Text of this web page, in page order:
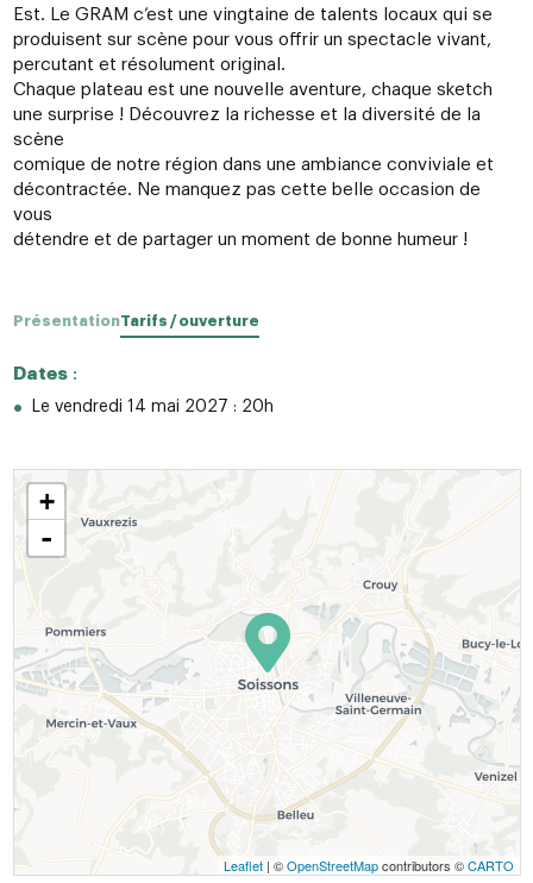
Est. Le GRAM c’est une vingtaine de talents locaux qui se
produisent sur scène pour vous offrir un spectacle vivant,
percutant et résolument original.
Chaque plateau est une nouvelle aventure, chaque sketch
une surprise ! Découvrez la richesse et la diversité de la
scène
comique de notre région dans une ambiance conviviale et
décontractée. Ne manquez pas cette belle occasion de
vous
détendre et de partager un moment de bonne humeur !
PrésentationTarifs / ouverture
Dates:
Le vendredi 14 mai 2027 : 20h
+
-
Leaflet| ©OpenStreetMapcontributors ©CARTO